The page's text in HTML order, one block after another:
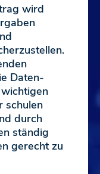
wird
Daten-
schulen
durch
ständig
gerecht zu